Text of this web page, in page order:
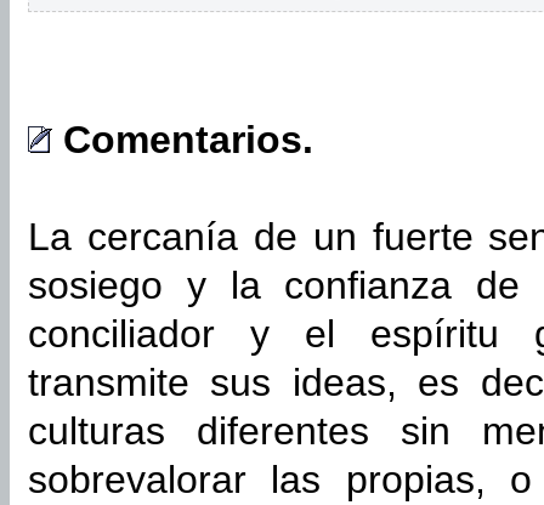
Comentarios.
La cercanía de un fuerte
sosiego y la confianza de
conciliador y el espíritu
transmite sus ideas, es
culturas diferentes sin
sobrevalorar las propias,